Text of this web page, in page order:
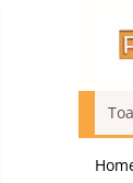
Oferta PNRR/